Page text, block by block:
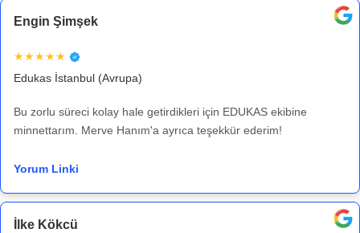
Engin Şimşek
★★★★★
Edukas İstanbul (Avrupa)
Bu zorlu süreci kolay hale getirdikleri için EDUKAS ekibine
minnettarım. Merve Hanım'a ayrıca teşekkür ederim!
Yorum Linki
İlke Kökcü